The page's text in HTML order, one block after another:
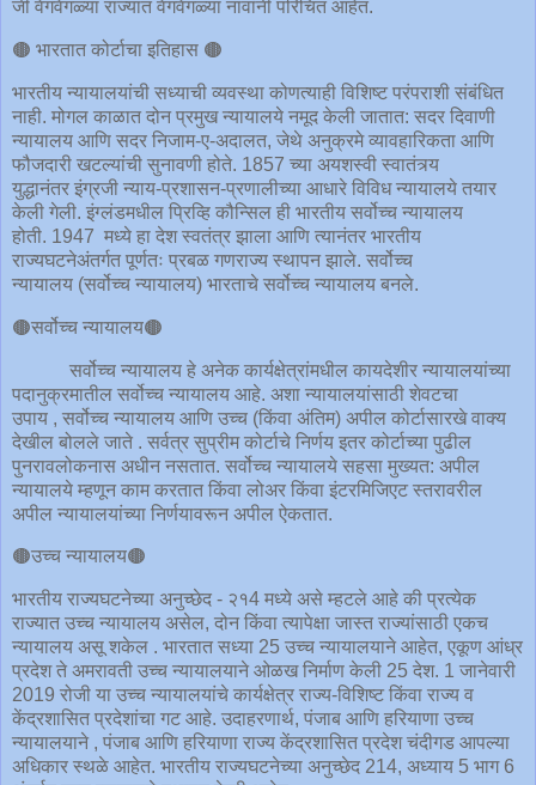
जी वेगवेगळ्या राज्यात वेगवेगळ्या नावांनी परिचित आहेत.
🟤 भारतात कोर्टाचा इतिहास 🟤
भारतीय न्यायालयांची सध्याची व्यवस्था कोणत्याही विशिष्ट परंपराशी संबंधित
नाही. मोगल काळात दोन प्रमुख न्यायालये नमूद केली जातात: सदर दिवाणी
न्यायालय आणि सदर निजाम-ए-अदालत, जेथे अनुक्रमे व्यावहारिकता आणि
फौजदारी खटल्यांची सुनावणी होते. 1857 च्या अयशस्वी स्वातंत्र्य
युद्धानंतर इंग्रजी न्याय-प्रशासन-प्रणालीच्या आधारे विविध न्यायालये तयार
केली गेली. इंग्लंडमधील प्रिव्हि कौन्सिल ही भारतीय सर्वोच्च न्यायालय
होती. 1947 मध्ये हा देश स्वतंत्र झाला आणि त्यानंतर भारतीय
राज्यघटनेअंतर्गत पूर्णतः प्रबळ गणराज्य स्थापन झाले. सर्वोच्च
न्यायालय (सर्वोच्च न्यायालय) भारताचे सर्वोच्च न्यायालय बनले.
🟤सर्वोच्च न्यायालय🟤
सर्वोच्च न्यायालय हे अनेक कार्यक्षेत्रांमधील कायदेशीर न्यायालयांच्या
पदानुक्रमातील सर्वोच्च न्यायालय आहे. अशा न्यायालयांसाठी शेवटचा
उपाय , सर्वोच्च न्यायालय आणि उच्च (किंवा अंतिम) अपील कोर्टासारखे वाक्य
देखील बोलले जाते . सर्वत्र सुप्रीम कोर्टाचे निर्णय इतर कोर्टाच्या पुढील
पुनरावलोकनास अधीन नसतात. सर्वोच्च न्यायालये सहसा मुख्यत: अपील
न्यायालये म्हणून काम करतात किंवा लोअर किंवा इंटरमिजिएट स्तरावरील
अपील न्यायालयांच्या निर्णयावरून अपील ऐकतात.
🟤उच्च न्यायालय🟤
भारतीय राज्यघटनेच्या अनुच्छेद - २१4 मध्ये असे म्हटले आहे की प्रत्येक
राज्यात उच्च न्यायालय असेल, दोन किंवा त्यापेक्षा जास्त राज्यांसाठी एकच
न्यायालय असू शकेल . भारतात सध्या 25 उच्च न्यायालयाने आहेत, एकूण आंध्र
प्रदेश ते अमरावती उच्च न्यायालयाने ओळख निर्माण केली 25 देश. 1 जानेवारी
2019 रोजी या उच्च न्यायालयांचे कार्यक्षेत्र राज्य-विशिष्ट किंवा राज्य व
केंद्रशासित प्रदेशांचा गट आहे. उदाहरणार्थ, पंजाब आणि हरियाणा उच्च
न्यायालयाने , पंजाब आणि हरियाणा राज्य केंद्रशासित प्रदेश चंदीगड आपल्या
अधिकार स्थळे आहेत. भारतीय राज्यघटनेच्या अनुच्छेद 214, अध्याय 5 भाग 6